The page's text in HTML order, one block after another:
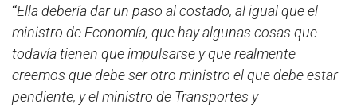
“Ella debería dar un paso al costado, al igual que el
ministro de Economía, que hay algunas cosas que
todavía tienen que impulsarse y que realmente
creemos que debe ser otro ministro el que debe estar
pendiente, y el ministro de Transportes y